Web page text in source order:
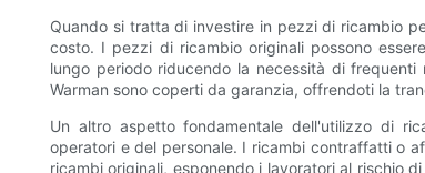
Quando si tratta di investire in pezzi di ricambio
costo. I pezzi di ricambio originali possono
lungo periodo riducendo la necessità di
Warman sono coperti da garanzia, offrendoti la
Un altro aspetto fondamentale dell'utilizzo di
operatori e del personale. I ricambi contraffatti o
ricambi originali, esponendo i lavoratori al rischio